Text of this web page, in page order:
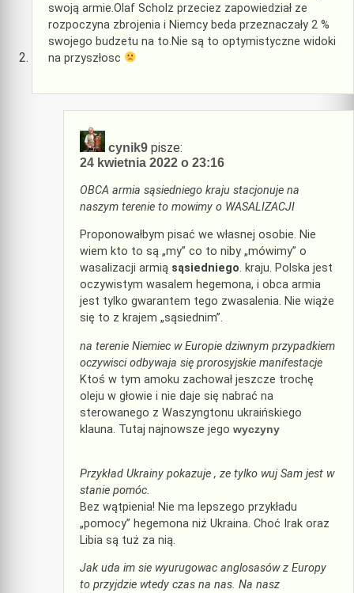
swoją armie.Olaf Scholz przeciez zapowiedział ze
rozpoczyna zbrojenia i Niemcy beda przeznaczały 2 %
swojego budzetu na to.Nie są to optymistyczne widoki
na przyszłosc
cynik9 pisze:
24 kwietnia 2022 o 23:16
OBCA armia sąsiedniego kraju stacjonuje na
naszym terenie to mowimy o WASALIZACJI
Proponowałbym pisać we własnej osobie. Nie
wiem kto to są „my” co to niby „mówimy” o
wasalizacji armią sąsiedniego. kraju. Polska jest
oczywistym wasalem hegemona, i obca armia
jest tylko gwarantem tego zwasalenia. Nie wiąże
się to z krajem „sąsiednim”.
na terenie Niemiec w Europie dziwnym przypadkiem
oczywisci odbywaja się prorosyjskie manifestacje
Ktoś w tym amoku zachował jeszcze trochę
oleju w głowie i nie daje się nabrać na
sterowanego z Waszyngtonu ukraińskiego
klauna. Tutaj najnowsze jego wyczyny
Przykład Ukrainy pokazuje , ze tylko wuj Sam jest w
stanie pomóc.
Bez wątpienia! Nie ma lepszego przykładu
„pomocy” hegemona niż Ukraina. Choć Irak oraz
Libia są tuż za nią.
Jak uda im sie wyurugowac anglosasów z Europy
to przyjdzie wtedy czas na nas. Na nasz